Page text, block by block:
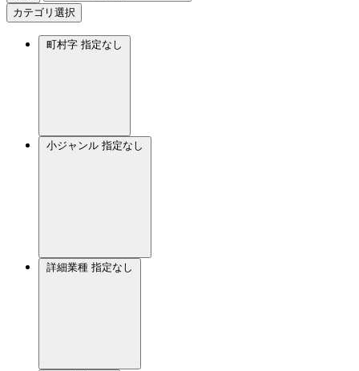
カテゴリ選択
町村字 指定なし
小ジャンル 指定なし
詳細業種 指定なし